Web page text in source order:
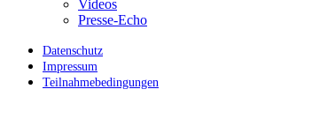
Videos
Presse-Echo
Datenschutz
Impressum
Teilnahmebedingungen